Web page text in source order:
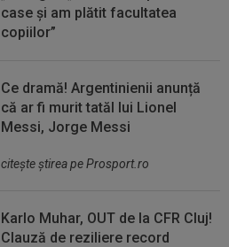
case și am plătit facultatea
copiilor”
Ce dramă! Argentinienii anunță
că ar fi murit tatăl lui Lionel
Messi, Jorge Messi
citeşte ştirea pe Prosport.ro
Karlo Muhar, OUT de la CFR Cluj!
Clauză de reziliere record